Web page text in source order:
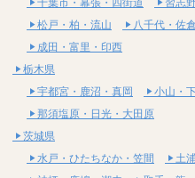
千葉市・幕張・四街道
習志
松戸・柏・流山
八千代・佐
成田・富里・印西
栃木県
宇都宮・鹿沼・真岡
小山・
那須塩原・日光・大田原
茨城県
水戸・ひたちなか・笠間
土